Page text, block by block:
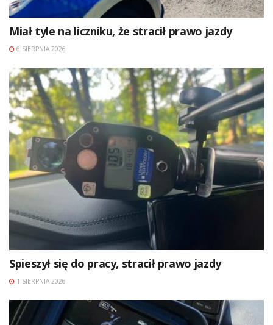
Miał tyle na liczniku, że stracił prawo jazdy
6 SIERPNIA 2026
Spieszył się do pracy, stracił prawo jazdy
1 SIERPNIA 2026